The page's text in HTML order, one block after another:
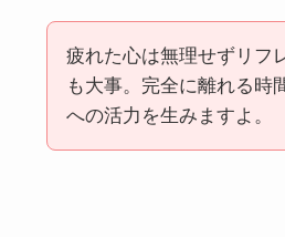
疲れた心は無理せずリフ
も大事。完全に離れる時
への活力を生みますよ。